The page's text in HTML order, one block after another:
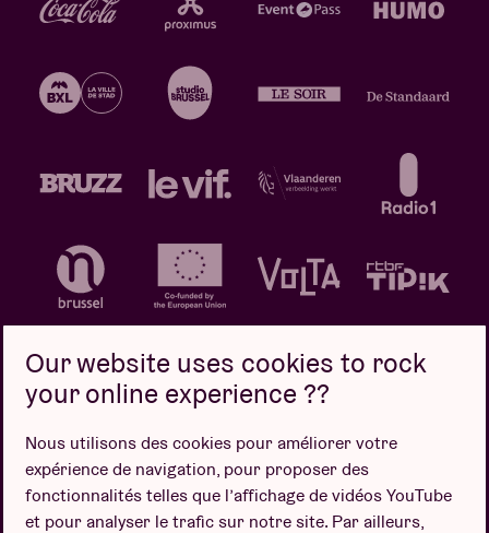
Politique de confidentialité
Politique de cookies
Conditions de vente
Design par
Our website uses cookies to rock
your online experience ??
Nous utilisons des cookies pour améliorer votre
expérience de navigation, pour proposer des
fonctionnalités telles que l’affichage de vidéos YouTube
et pour analyser le trafic sur notre site. Par ailleurs,